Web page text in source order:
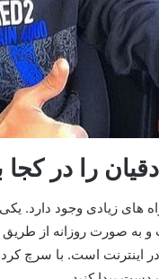
را در کجا
های زیادی وجود دارد.
به صورت روزانه از
اینترنت است. با سرچ